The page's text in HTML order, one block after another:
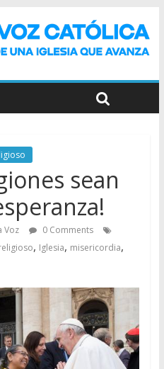
sean
Voz
0 Comments
, Iglesia, misericordia,